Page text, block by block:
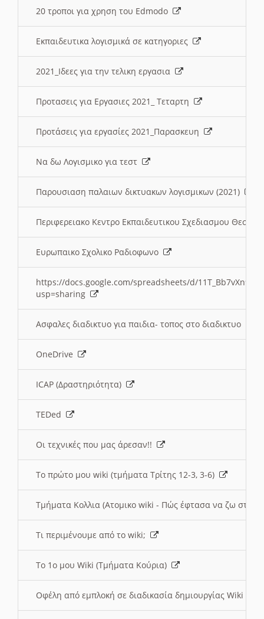
20 τροποι για χρηση του Edmodo
Εκπαιδευτικα λογισμικά σε κατηγοριες
2021_Ιδεες για την τελικη εργασια
Προτασεις για Εργασιες 2021_ Τεταρτη
Προτάσεις για εργασίες 2021_Παρασκευη
Να δω Λογισμικο για τεστ
Παρουσιαση παλαιων δικτυακων λογισμικων (2021)
Περιφερειακο Κεντρο Εκπαιδευτικου Σχεδιασμου
Ευρωπαικο Σχολικο Ραδιοφωνο
https://docs.google.com/spreadsheets/d/
usp=sharing
Ασφαλες διαδικτυο για παιδια- τοπος στο διαδικτυο
OneDrive
ICAP (Δραστηριότητα)
TEDed
Οι τεχνικές που μας άρεσαν!!
Το πρώτο μου wiki (τμήματα Τρίτης 12-3, 3-6)
Τμήματα Κολλια (Ατομικο wiki - Πώς έφτασα να ζω στην
Τι περιμένουμε από το wiki;
Το 1ο μου Wiki (Τμήματα Κούρια)
Οφέλη από εμπλοκή σε διαδικασία δημιουργίας Wiki